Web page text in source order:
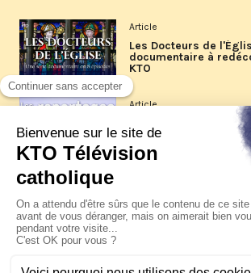
Article
Les Docteurs de
documentaire à
KTO
Article
Les reportages d'été
La visite pastorale du
XIV à Assise à suivre
jeudi 6 août